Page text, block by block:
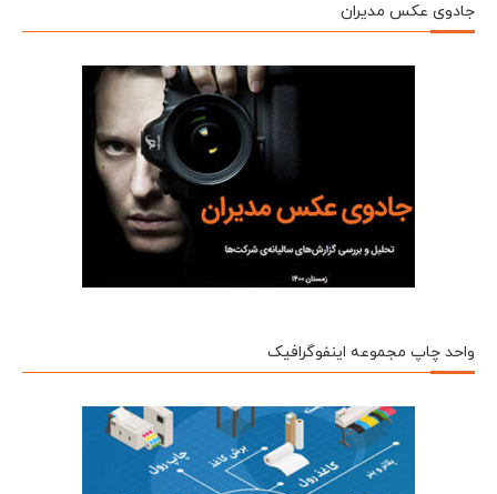
جادوی عکس مدیران
واحد چاپ مجموعه اینفوگرافیک